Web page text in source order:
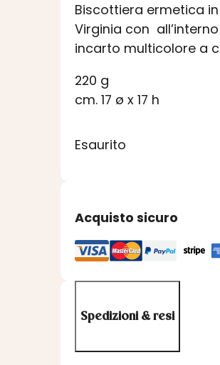
Biscottiera ermetica
Virginia con
incarto multicolore a
220 g
cm. 17 ø x 17 h
Esaurito
Acquisto sicuro
Spedizioni & resi